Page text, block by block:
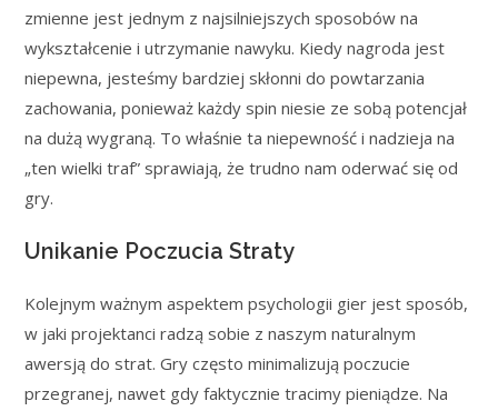
zmienne jest jednym z najsilniejszych sposobów na
wykształcenie i utrzymanie nawyku. Kiedy nagroda jest
niepewna, jesteśmy bardziej skłonni do powtarzania
zachowania, ponieważ każdy spin niesie ze sobą potencjał
na dużą wygraną. To właśnie ta niepewność i nadzieja na
„ten wielki traf” sprawiają, że trudno nam oderwać się od
gry.
Unikanie Poczucia Straty
Kolejnym ważnym aspektem psychologii gier jest sposób,
w jaki projektanci radzą sobie z naszym naturalnym
awersją do strat. Gry często minimalizują poczucie
przegranej, nawet gdy faktycznie tracimy pieniądze. Na